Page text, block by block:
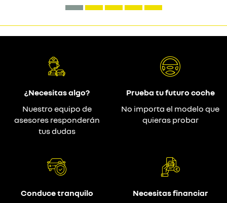
¿Necesitas algo?
Nuestro equipo de
asesores responderán
tus dudas
Prueba tu futuro coche
No importa el modelo que
quieras probar
Conduce tranquilo
Necesitas financiar